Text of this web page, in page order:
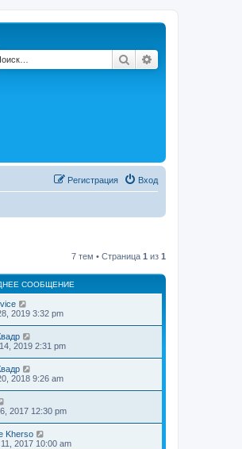
Поиск
Вход
Регистрация
7 тем • Страница 1 из 1
СООБЩЕНИЕ
2019 3:32 pm
2019 2:31 pm
2018 9:26 am
2017 12:30 pm
Kherso
2017 10:00 am